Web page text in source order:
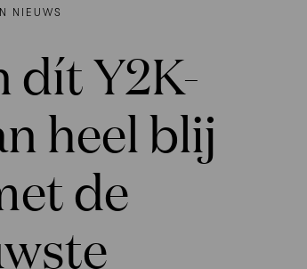
NIEUWS
dít Y2K-
heel blij
de